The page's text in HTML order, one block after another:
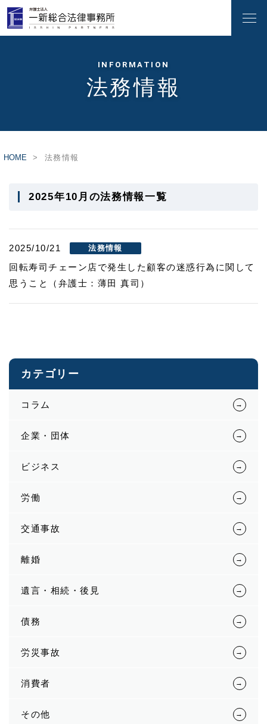
INFORMATION
法務情報
HOME 法務情報
2025年10月の法務情報一覧
2025/10/21 法務情報
回転寿司チェーン店で発生した顧客の迷惑行為に関して
思うこと（弁護士：薄田 真司）
カテゴリー
コラム
企業・団体
ビジネス
労働
交通事故
離婚
遺言・相続・後見
債務
労災事故
消費者
その他